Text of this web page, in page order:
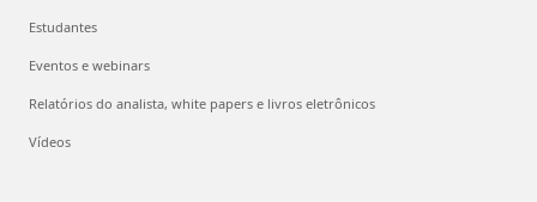
Estudantes
Eventos e webinars
Relatórios do analista, white papers e livros eletrônicos
Vídeos